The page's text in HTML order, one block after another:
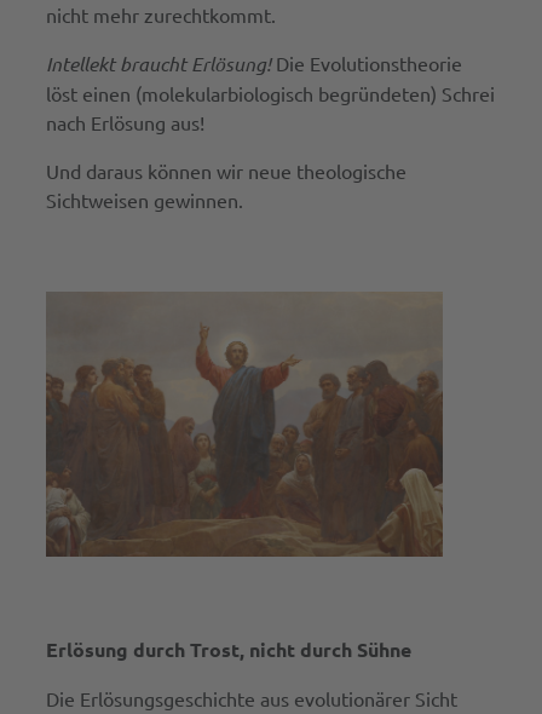
nicht mehr zurechtkommt.
Intellekt braucht Erlösung!Die Evolutionstheorie
löst einen (molekularbiologisch begründeten) Schrei
nach Erlösung aus!
Und daraus können wir neue theologische
Sichtweisen gewinnen.
Erlösung durch Trost, nicht durch Sühne
Die Erlösungsgeschichte aus evolutionärer Sicht